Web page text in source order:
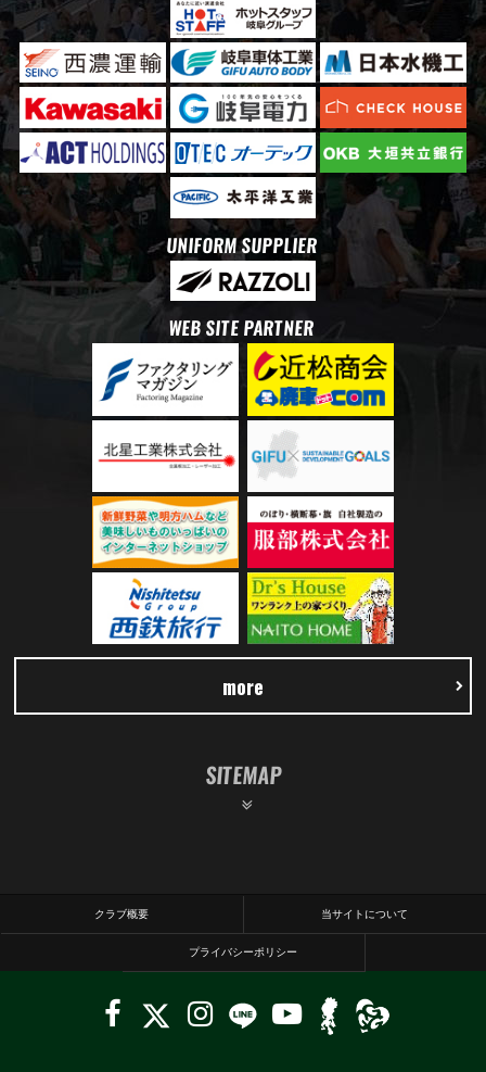
UNIFORM SUPPLIER
WEB SITE PARTNER
more
SITEMAP
クラブ概要 当サイトについて
プライバシーポリシー